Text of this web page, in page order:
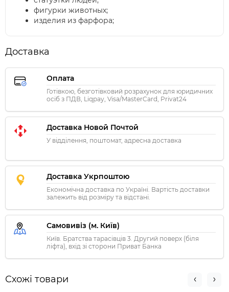
фигурки животных;
изделия из фарфора;
Доставка
Оплата
Готівкою, безготівковий розрахунок для юридичних
осіб з ПДВ, Liqpay, Visa/MasterCard, Privat24
Доставка Новой Почтой
У відділення, поштомат, адресна доставка
Доставка Укрпоштою
Економічна доставка по Україні. Вартість доставки
залежить від розміру та відстані.
Самовивіз (м. Київ)
Київ. Братства тарасівців 3. Другий поверх (біля
ліфта), вхід зі сторони Приват Банка
Схожі товари